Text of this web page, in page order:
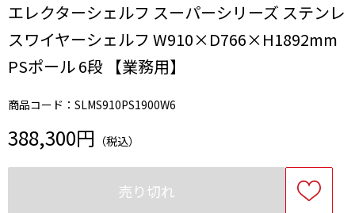
エレクターシェルフ スーパーシリーズ ステンレ
スワイヤーシェルフ W910×D766×H1892mm
PSポール 6段 【業務用】
商品コード：SLMS910PS1900W6
388,300円 （税込）
売り切れ